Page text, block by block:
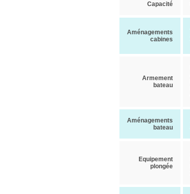
Capacité
Aménagements
cabines
Armement
bateau
Aménagements
bateau
Equipement
plongée